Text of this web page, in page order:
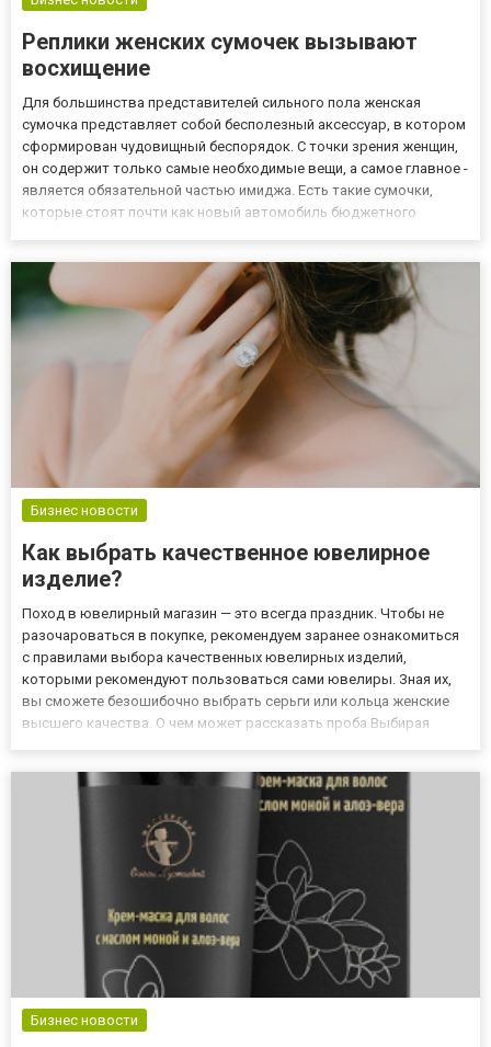
Реплики женских сумочек вызывают
восхищение
Для большинства представителей сильного пола женская
сумочка представляет собой бесполезный аксессуар, в котором
сформирован чудовищный беспорядок. С точки зрения женщин,
он содержит только самые необходимые вещи, а самое главное -
является обязательной частью имиджа. Есть такие сумочки,
которые стоят почти как новый автомобиль бюджетного
Бизнес новости
Как выбрать качественное ювелирное
изделие?
Поход в ювелирный магазин — это всегда праздник. Чтобы не
разочароваться в покупке, рекомендуем заранее ознакомиться
с правилами выбора качественных ювелирных изделий,
которыми рекомендуют пользоваться сами ювелиры. Зная их,
вы сможете безошибочно выбрать серьги или кольца женские
высшего качества. О чем может рассказать проба Выбирая
хрупкое, поэтому е...
Бизнес новости